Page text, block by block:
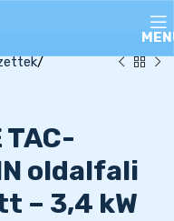
TAC-
oldalfali
– 3,4 kW